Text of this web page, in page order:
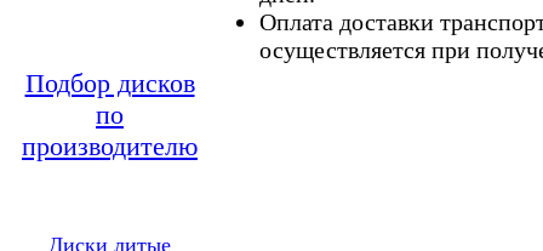
Подбор дисков
по
производителю
Диски литые
Оплата доставки
осуществляется при